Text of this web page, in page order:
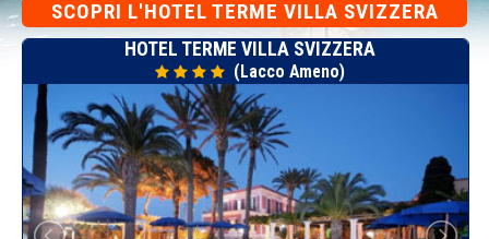
SCOPRI L'HOTEL TERME VILLA SVIZZERA
HOTEL TERME VILLA SVIZZERA
(Lacco Ameno)